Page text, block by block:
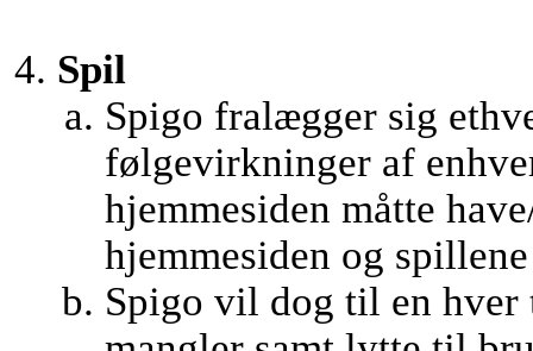
Spil
Spigo fralægger sig
følgevirkninger af
hjemmesiden måtte
hjemmesiden og
Spigo vil dog til en hver